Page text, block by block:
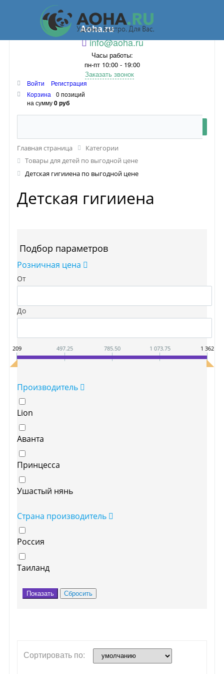
Aoha.ru
info@aoha.ru
Часы работы:
пн-пт 10:00 - 19:00
Заказать звонок
Войти
Регистрация
Корзина
0 позиций
на сумму0 руб
Главная страница
Категории
Товары для детей по выгодной цене
Детская гигииена по выгодной цене
Детская гигииена
Подбор параметров
Розничная цена
От
До
209 497.25 785.50 1 073.75 1 362
Производитель
Lion
Аванта
Принцесса
Ушастый нянь
Страна производитель
Россия
Таиланд
Сортировать по: